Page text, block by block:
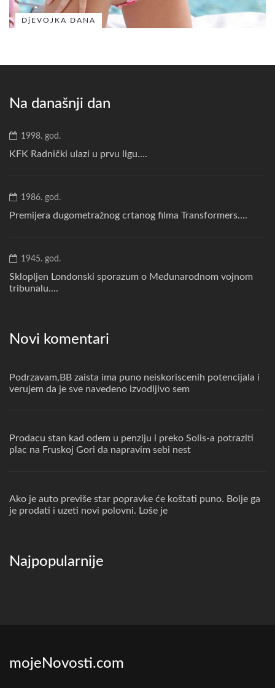
DjEVOJKA DANA
Na današnji dan
1998. god.
KFK Radnički ulazi u prvu ligu....
1986. god.
Premijera dugometražnog crtanog filma Transformers....
1945. god.
Sklopljen Londonski sporazum o Međunarodnom vojnom
tribunalu....
Novi komentari
Podrzavam,BB zaista ima puno neiskoriscenih potencijala i
verujem da je sve navedeno izvodljivo sem
Prodacu stan kad odem u penziju i preko Solis-a potraziti
plac na Fruskoj Gori da napravim sebi nest
Ako je auto previše star popravke će koštati puno. Bolje ga
je prodati i uzeti novi polovni. Loše je
Najpopularnije
mojeNovosti.com